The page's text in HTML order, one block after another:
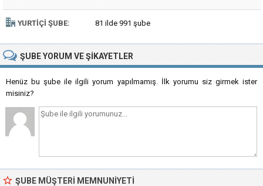
YURTIÇI ŞUBE: 81 ilde 991 şube
ŞUBEYORUM VE ŞIKAYETLER
Henüz bu şube ile ilgili yorum yapılmamış. İlk yorumu siz girmek ister
misiniz?
ŞUBE MÜŞTERI MEMNUNIYETI